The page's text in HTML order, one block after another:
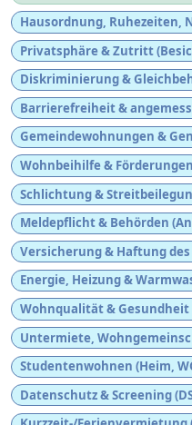
Hausordnung, Ruhezeiten,
Privatsphäre & Zutritt
Diskriminierung &
Barrierefreiheit &
Gemeindewohnungen &
Wohnbeihilfe & Förderungen
Schlichtung &
Meldepflicht & Behörden
Versicherung & Haftung
Energie, Heizung &
Wohnqualität &
Untermiete,
Studentenwohnen (Heim,
Datenschutz & Screening